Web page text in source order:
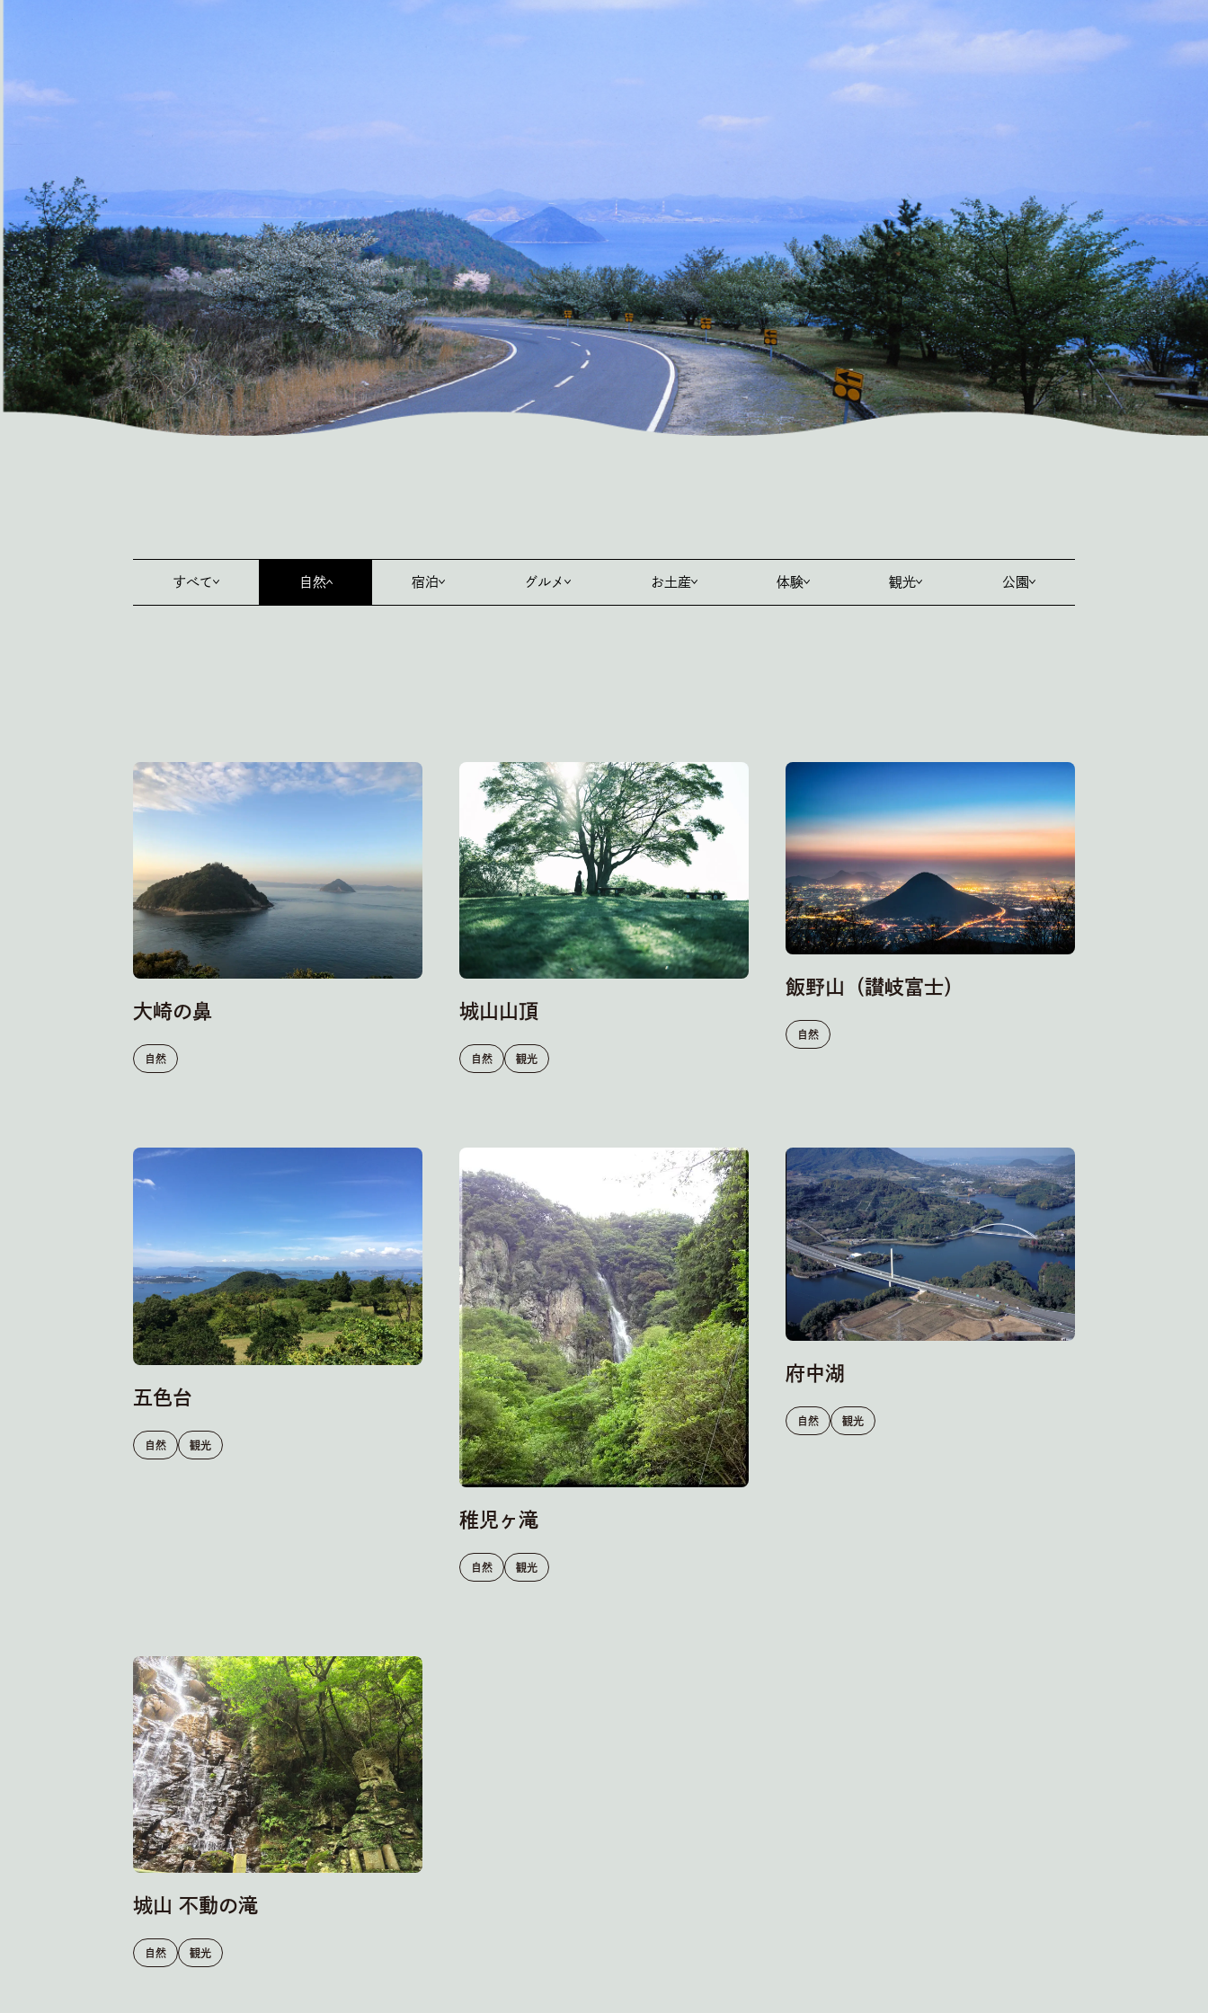
すべて 自然 宿泊 グルメ お土産 体験 観光 公園
大崎の鼻
自然
城山山頂
自然 観光
飯野山（讃岐富士）
自然
五色台
自然 観光
稚児ヶ滝
自然 観光
府中湖
自然 観光
城山 不動の滝
自然 観光